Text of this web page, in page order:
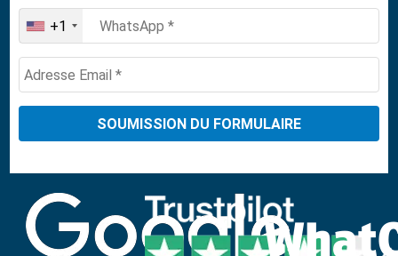
United
States
+1
+1